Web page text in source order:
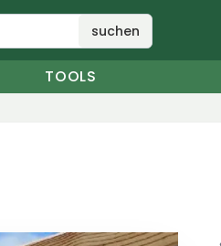
suchen
TOOLS